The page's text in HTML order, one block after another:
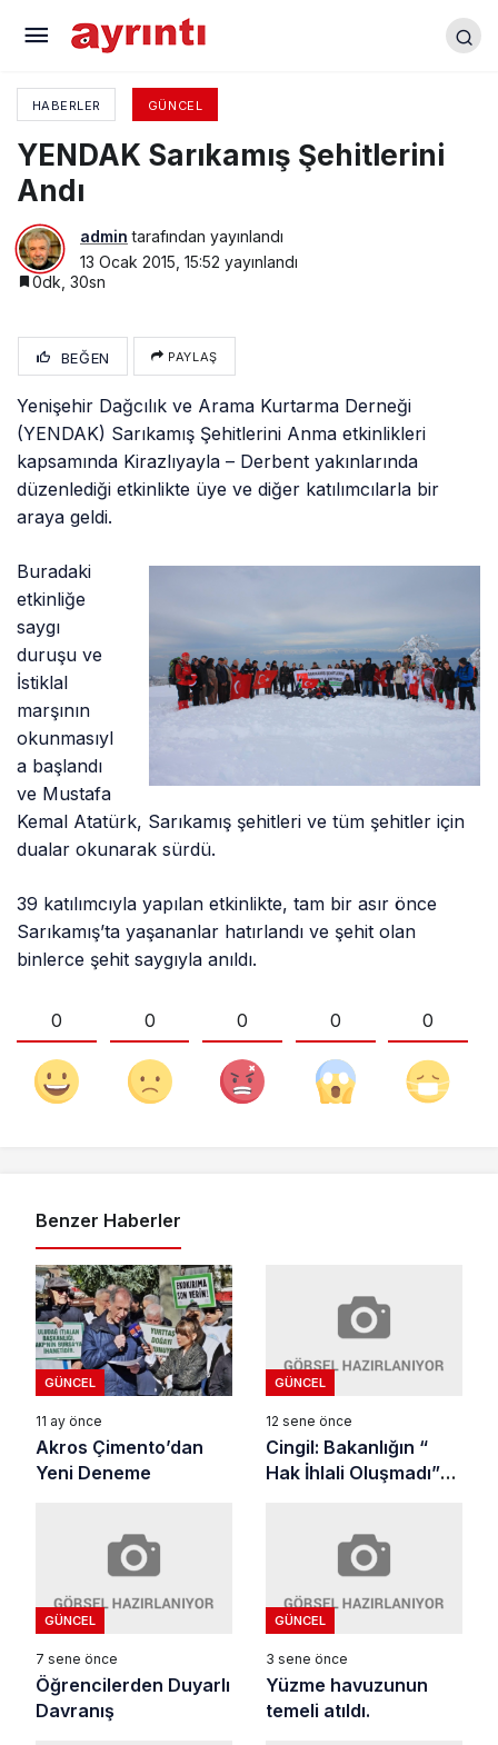
HABERLER GÜNCEL
YENDAK Sarıkamış Şehitlerini
Andı
admin tarafından yayınlandı
13 Ocak 2015, 15:52 yayınlandı
0dk, 30sn
BEĞEN PAYLAŞ
Yenişehir Dağcılık ve Arama Kurtarma Derneği
(YENDAK) Sarıkamış Şehitlerini Anma etkinlikleri
kapsamında Kirazlıyayla – Derbent yakınlarında
düzenlediği etkinlikte üye ve diğer katılımcılarla bir
araya geldi.
Buradaki
etkinliğe
saygı
duruşu ve
İstiklal
marşının
okunmasıyl
a başlandı
ve Mustafa
Kemal Atatürk, Sarıkamış şehitleri ve tüm şehitler için
dualar okunarak sürdü.
39 katılımcıyla yapılan etkinlikte, tam bir asır önce
Sarıkamış’ta yaşananlar hatırlandı ve şehit olan
binlerce şehit saygıyla anıldı.
0 0 0 0 0
Benzer Haberler
GÜNCEL
11 ay önce
Akros Çimento’dan
Yeni Deneme
GÜNCEL
12 sene önce
Cingil: Bakanlığın “
Hak İhlali Oluşmadı”
GÜNCEL
7 sene önce
Öğrencilerden Duyarlı
Davranış
GÜNCEL
3 sene önce
Yüzme havuzunun
temeli atıldı.
Başkan Çelik Muhtarlarla Toplandı